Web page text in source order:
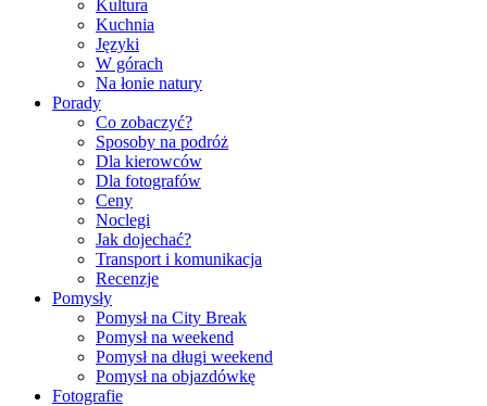
Kultura
Kuchnia
Języki
W górach
Na łonie natury
Porady
Co zobaczyć?
Sposoby na podróż
Dla kierowców
Dla fotografów
Ceny
Noclegi
Jak dojechać?
Transport i komunikacja
Recenzje
Pomysły
Pomysł na City Break
Pomysł na weekend
Pomysł na długi weekend
Pomysł na objazdówkę
Fotografie